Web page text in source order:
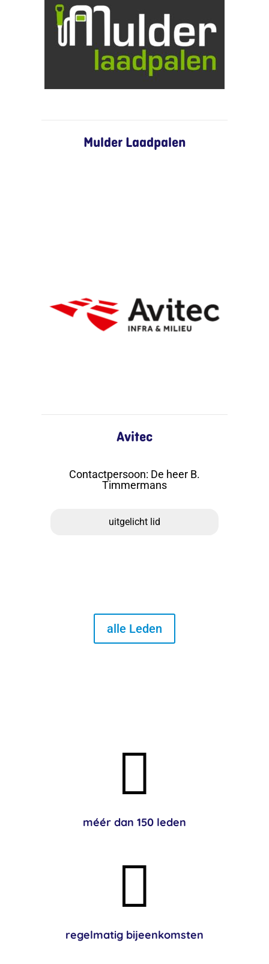
Mulder Laadpalen
Avitec
Contactpersoon: De heer B.
Timmermans
uitgelicht lid
alle Leden

méér dan 150 leden

regelmatig bijeenkomsten